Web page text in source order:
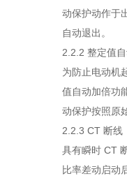
动保护动作于
自动退出。
2.2.2 整定值
为防止电动机
值自动加倍功
动保护按照原
2.2.3 CT 断线
具有瞬时 CT
比率差动启动